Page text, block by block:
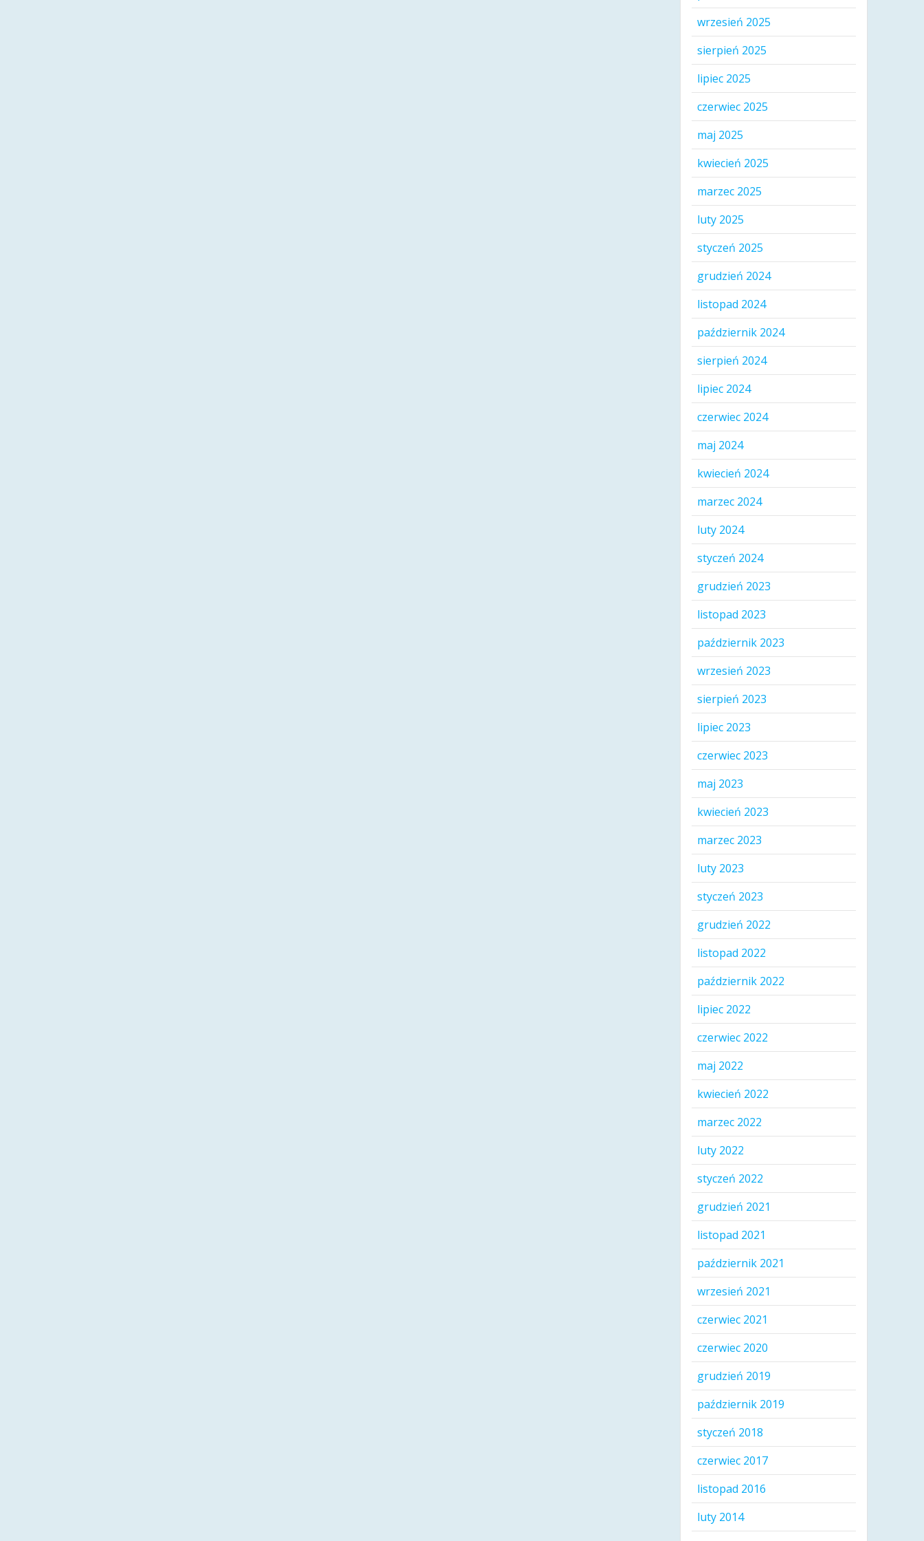
wrzesień 2025
sierpień 2025
lipiec 2025
czerwiec 2025
maj 2025
kwiecień 2025
marzec 2025
luty 2025
styczeń 2025
grudzień 2024
listopad 2024
październik 2024
sierpień 2024
lipiec 2024
czerwiec 2024
maj 2024
kwiecień 2024
marzec 2024
luty 2024
styczeń 2024
grudzień 2023
listopad 2023
październik 2023
wrzesień 2023
sierpień 2023
lipiec 2023
czerwiec 2023
maj 2023
kwiecień 2023
marzec 2023
luty 2023
styczeń 2023
grudzień 2022
listopad 2022
październik 2022
lipiec 2022
czerwiec 2022
maj 2022
kwiecień 2022
marzec 2022
luty 2022
styczeń 2022
grudzień 2021
listopad 2021
październik 2021
wrzesień 2021
czerwiec 2021
czerwiec 2020
grudzień 2019
październik 2019
styczeń 2018
czerwiec 2017
listopad 2016
luty 2014